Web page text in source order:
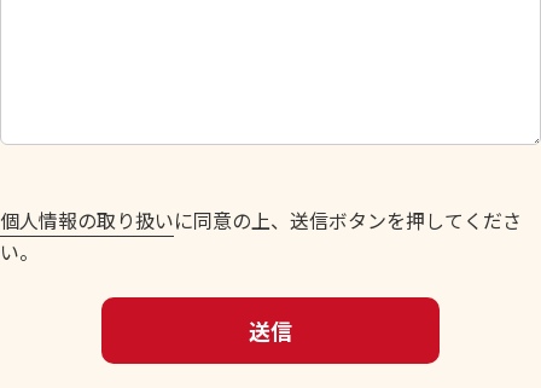
だ
い
。
個人情報の取り扱いに同意の上、送信ボタンを押してくださ
い。